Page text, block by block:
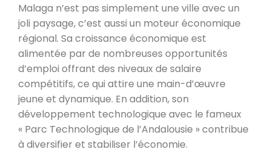
Malaga n’est pas simplement une ville avec un
joli paysage, c’est aussi un moteur économique
régional. Sa croissance économique est
alimentée par de nombreuses opportunités
d’emploi offrant des niveaux de salaire
compétitifs, ce qui attire une main-d’œuvre
jeune et dynamique. En addition, son
développement technologique avec le fameux
« Parc Technologique de l’Andalousie » contribue
à diversifier et stabiliser l’économie.